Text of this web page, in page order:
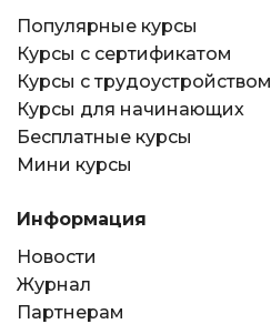
Популярные курсы
Курсы с сертификатом
Курсы с трудоустройством
Курсы для начинающих
Бесплатные курсы
Мини курсы
Информация
Новости
Журнал
Партнерам